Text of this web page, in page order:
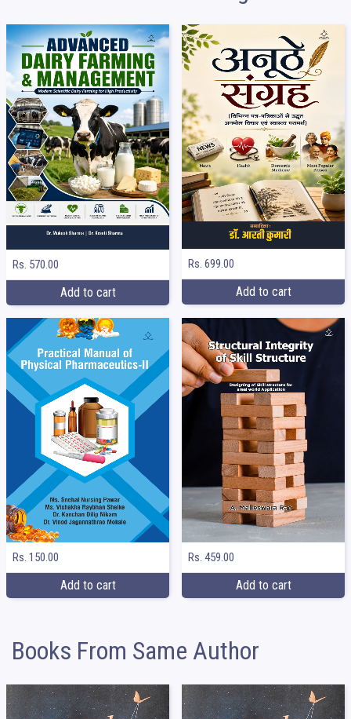
Rs. 570.00
Add to cart
Rs. 699.00
Add to cart
Rs. 150.00
Add to cart
Rs. 459.00
Add to cart
Books From Same Author